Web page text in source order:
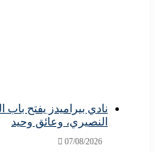
نادي بيراميدز يفتح باب
النصيري، وعائق وحيد